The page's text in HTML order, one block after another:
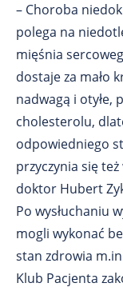
– Choroba
polega na
mięśnia
dostaje za mało
nadwagą i otyłe,
cholesterolu,
odpowiedniego
przyczynia się
doktor Hubert
Po wysłuchaniu
mogli wykonać
stan zdrowia
Klub Pacjenta